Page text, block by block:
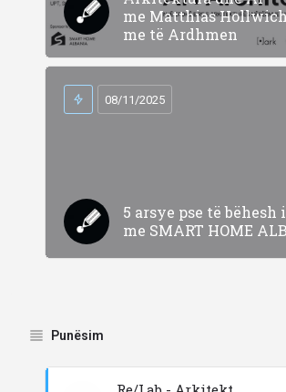
me Matthias
me të Ardhmen
5 arsye pse të bëhesh
me SMART HOME
08/11/2025
Punësim